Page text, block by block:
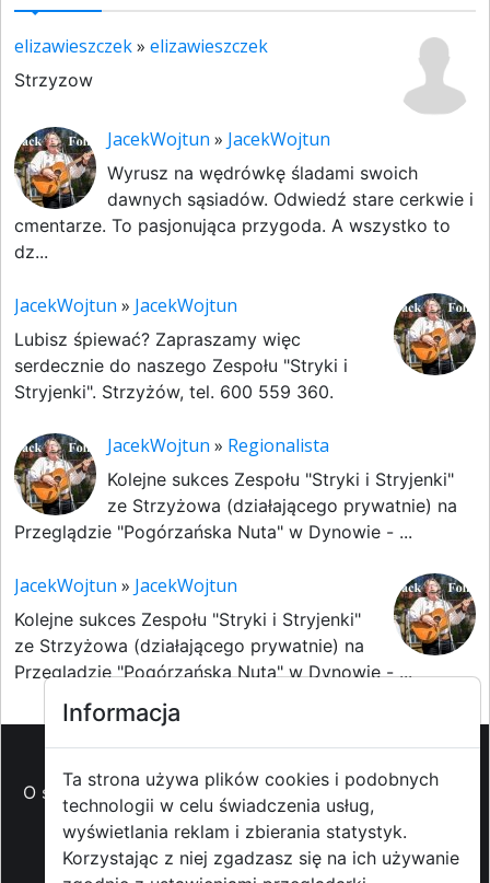
elizawieszczek» elizawieszczek
Strzyzow
JacekWojtun » JacekWojtun
Wyrusz na wędrówkę śladami swoich
dawnych sąsiadów. Odwiedź stare cerkwie i
cmentarze. To pasjonująca przygoda. A wszystko to
dz...
JacekWojtun » JacekWojtun
Lubisz śpiewać? Zapraszamy więc
serdecznie do naszego Zespołu "Stryki i
Stryjenki". Strzyżów, tel. 600 559 360.
JacekWojtun » Regionalista
Kolejne sukces Zespołu "Stryki i Stryjenki"
ze Strzyżowa (działającego prywatnie) na
Przeglądzie "Pogórzańska Nuta" w Dynowie - ...
JacekWojtun » JacekWojtun
Kolejne sukces Zespołu "Stryki i Stryjenki"
ze Strzyżowa (działającego prywatnie) na
Przeglądzie "Pogórzańska Nuta" w Dynowie - ...
O strzyzowiak.pl-Reklama-Pomoc (FAQ)-Patronat
medialny - Prawa autorskie- Redakcja i
kontakt -Współpraca z mediami
Informacja
Ta strona używa plików cookies i podobnych
technologii w celu świadczenia usług,
wyświetlania reklam i zbierania statystyk.
Korzystając z niej zgadzasz się na ich używanie